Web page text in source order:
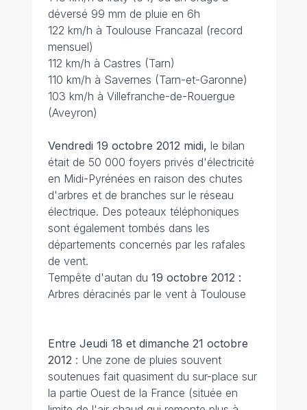
déversé 99 mm de pluie en 6h
122 km/h à Toulouse Francazal (record
mensuel)
112 km/h à Castres (Tarn)
110 km/h à Savernes (Tarn-et-Garonne)
103 km/h à Villefranche-de-Rouergue
(Aveyron)
Vendredi 19 octobre 2012 midi, le bilan
était de 50 000 foyers privés d'électricité
en Midi-Pyrénées en raison des chutes
d'arbres et de branches sur le réseau
électrique. Des poteaux téléphoniques
sont également tombés dans les
départements concernés par les rafales
de vent.
Tempête d'autan du 19 octobre 2012 :
Arbres déracinés par le vent à Toulouse
Entre Jeudi 18 et dimanche 21 octobre
2012 : Une zone de pluies souvent
soutenues fait quasiment du sur-place sur
la partie Ouest de la France (située en